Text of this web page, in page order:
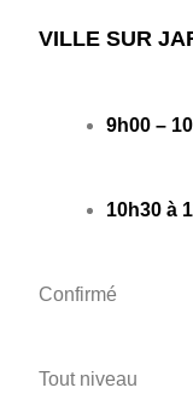
VILLE SUR
9h00 –
10h30 à
Confirmé
Tout niveau